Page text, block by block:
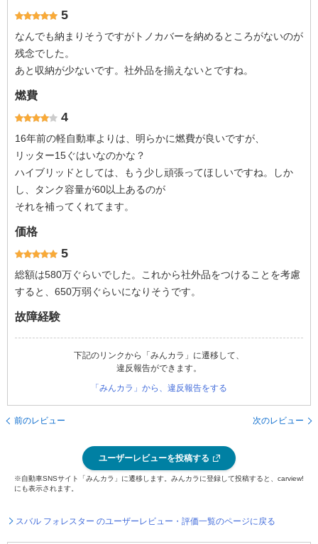
5
なんでも納まりそうですがトノカバーを納めるところがないのが
残念でした。
あと収納が少ないです。社外品を揃えないとですね。
燃費
4
16年前の軽自動車よりは、明らかに燃費が良いですが、
リッター15ぐはいなのかな？
ハイブリッドとしては、もう少し頑張ってほしいですね。しか
し、タンク容量が60以上あるのが
それを補ってくれてます。
価格
5
総額は580万ぐらいでした。これから社外品をつけることを考慮
すると、650万弱ぐらいになりそうです。
故障経験
下記のリンクから「みんカラ」に遷移して、
違反報告ができます。
「みんカラ」から、違反報告をする
前のレビュー 次のレビュー
ユーザーレビューを投稿する
※自動車SNSサイト「みんカラ」に遷移します。みんカラに登録して投稿すると、carview!
にも表示されます。
スバル フォレスター のユーザーレビュー・評価一覧のページに戻る